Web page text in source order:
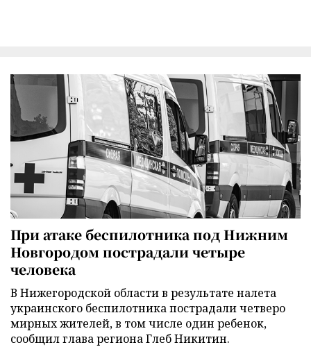
При атаке беспилотника под Нижним
Новгородом пострадали четыре
человека
В Нижегородской области в результате налета
украинского беспилотника пострадали четверо
мирных жителей, в том числе один ребенок,
сообщил глава региона Глеб Никитин.